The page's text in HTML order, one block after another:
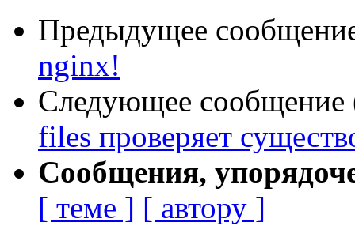
Предыдущее
nginx!
Следующее сообщение
files проверяет
Сообщения,
[ теме ] [ автору ]